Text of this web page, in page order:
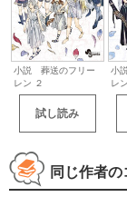
小説 葬送のフリー
レン ２
試し読み
小
レン
同じ作者